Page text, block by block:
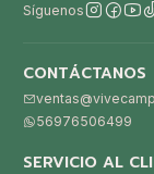
Síguenos
CONTÁCTANOS
56976506499
SERVICIO AL